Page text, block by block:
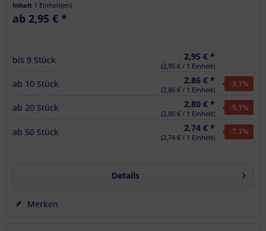
Inhalt 1 Einheit(en)
ab 2,95 € *
bis 9 Stück 2,95 € *
(2,95 € / 1 Einheit)
ab 10 Stück 2,86 € *
(2,86 € / 1 Einheit)
-3.1%
ab 20 Stück 2,80 € *
(2,80 € / 1 Einheit)
-5.1%
ab 50 Stück 2,74 € *
(2,74 € / 1 Einheit)
-7.1%
Details
Merken